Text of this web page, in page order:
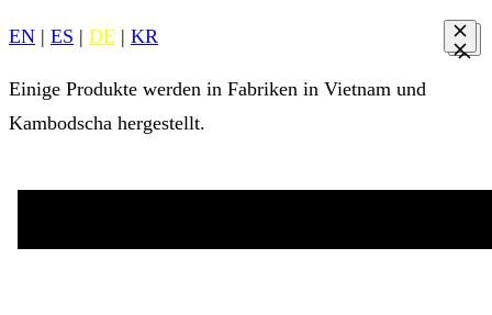
EN | ES | DE | KR
Einige Produkte werden in Fabriken in Vietnam und
Kambodscha hergestellt.